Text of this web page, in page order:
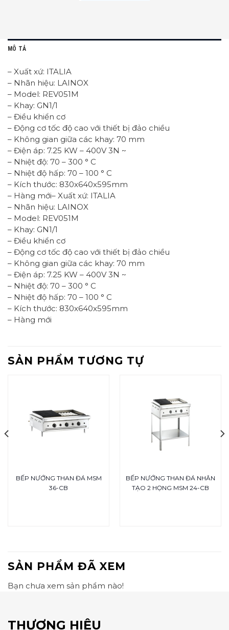
MÔ TẢ
– Xuất xứ: ITALIA
– Nhãn hiệu: LAINOX
– Model: REV051M
– Khay: GN1/1
– Điều khiển cơ
– Động cơ tốc độ cao với thiết bị đảo chiều
– Không gian giữa các khay: 70 mm
– Điện áp: 7.25 KW – 400V 3N ~
– Nhiệt độ: 70 – 300 ° C
– Nhiệt độ hấp: 70 – 100 ° C
– Kích thước: 830x640x595mm
– Hàng mới– Xuất xứ: ITALIA
– Nhãn hiệu: LAINOX
– Model: REV051M
– Khay: GN1/1
– Điều khiển cơ
– Động cơ tốc độ cao với thiết bị đảo chiều
– Không gian giữa các khay: 70 mm
– Điện áp: 7.25 KW – 400V 3N ~
– Nhiệt độ: 70 – 300 ° C
– Nhiệt độ hấp: 70 – 100 ° C
– Kích thước: 830x640x595mm
– Hàng mới
SẢN PHẨM TƯƠNG TỰ
BẾP NƯỚNG THAN ĐÁ MSM
36-CB
BẾP NƯỚNG THAN ĐÁ NHÂN
TẠO 2 HỌNG MSM 24-CB
SẢN PHẨM ĐÃ XEM
Bạn chưa xem sản phẩm nào!
THƯƠNG HIỆU